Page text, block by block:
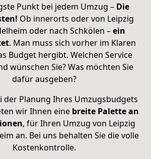
Punkt bei jedem Umzug – Die
Ob innerorts oder von Leipzig
oder nach Schkölen –ein
. Man muss sich vorher im Klaren
Budget hergibt. Welchen Service
wünschen Sie? Was möchten Sie
dafür ausgeben?
der Planung Ihres Umzugsbudgets
wir Ihnen eine breite Palette an
, für Ihren Umzug von Leipzig
an. Bei uns behalten Sie die volle
Kostenkontrolle.